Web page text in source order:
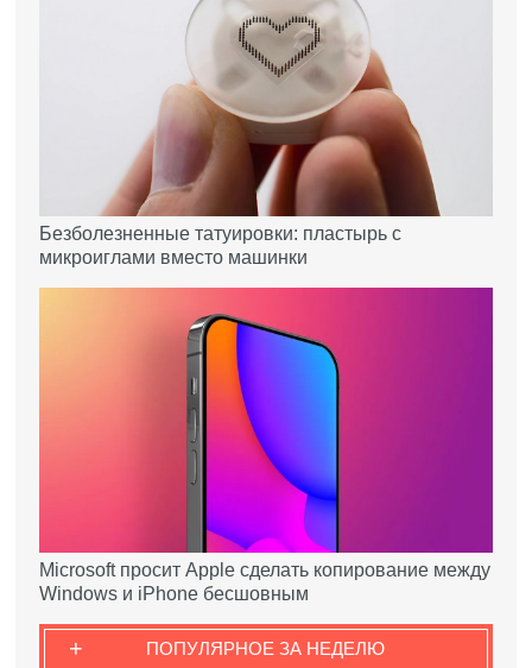
Безболезненные татуировки: пластырь с
микроиглами вместо машинки
Microsoft просит Apple сделать копирование между
Windows и iPhone бесшовным
ПОПУЛЯРНОЕ ЗА НЕДЕЛЮ
+